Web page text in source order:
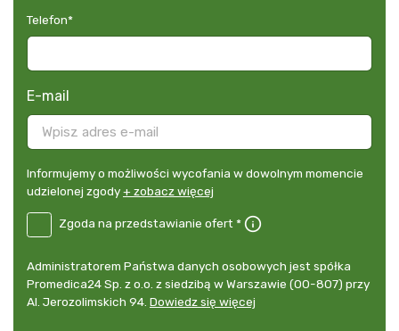
Telefon*
E-mail
Informujemy
o
wycofania
dowolnym
momencie
udzielonej
Informujemy o możliwości wycofania w dowolnym momencie
udzielonej zgody+ zobacz więcej
DE
przedstawianie
Zgoda na przedstawianie ofert *
Administrator
danych
osobowych
Administratorem Państwa danych osobowych jest spółka
Promedica24 Sp. z o.o. z siedzibą w Warszawie (00-807) przy
Al. Jerozolimskich 94. Dowiedz się więcej